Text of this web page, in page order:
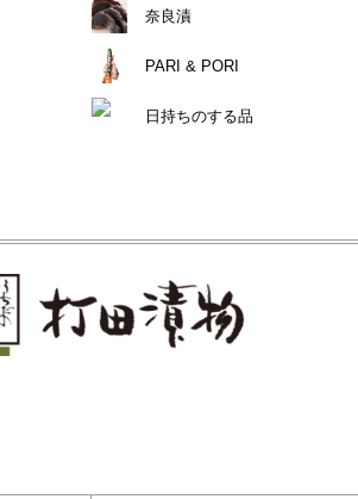
奈良漬
PARI & PORI
日持ちのする品